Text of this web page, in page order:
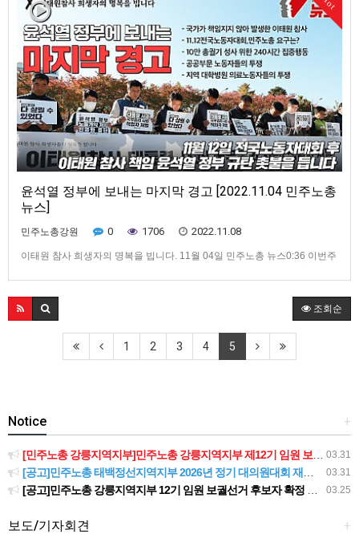
윤석열 정부에 보내는 마지막 경고 [2022.11.04 민주노총
뉴스]
민주노총강원 0 1706 2022.11.08
이태원 참사 희생자의 명복을 빕니다. 11월 04일 민주노총 뉴스0:36 이번주
10만 총궐기 성사를 위한 240시간 집중행동 8:38 공공부문 노동자들의 투
쟁 10:39 지역 대학병원의 무능…
조회순
1 2 3 4 5
+
Notice
03.31
[민주노총 강릉지역지부]민주노총 강릉지역지부 제12기 임원 보궐선거결과 공고
03.31
[공고]민주노총 태백정선지역지부 2026년 정기 대의원대회 재소집 건
03.25
[공고]민주노총 강릉지역지부 12기 임원 보궐선거 후보자 확정 공고
+
보도/기자회견